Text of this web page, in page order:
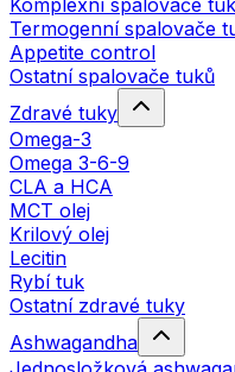
Komplexní spalovače
Termogenní spalovače
Appetite control
Ostatní spalovače tuků
Zdravé tuky
Omega-3
Omega 3-6-9
CLA a HCA
MCT olej
Krilový olej
Lecitin
Rybí tuk
Ostatní zdravé tuky
Ashwagandha